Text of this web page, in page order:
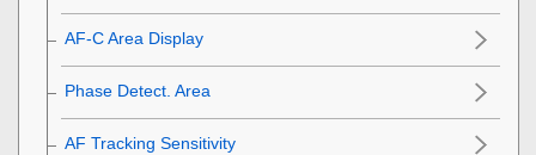
AF-C Area Display
Phase Detect. Area
AF Tracking Sensitivity